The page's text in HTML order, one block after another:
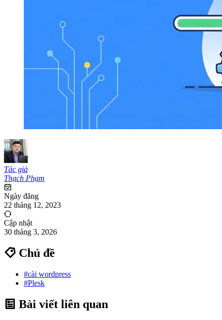
Tác giả
Thạch Phạm
Ngày đăng
22 tháng 12, 2023
Cập nhật
30 tháng 3, 2026
Chủ đề
#cài wordpress
#Plesk
Bài viết liên quan